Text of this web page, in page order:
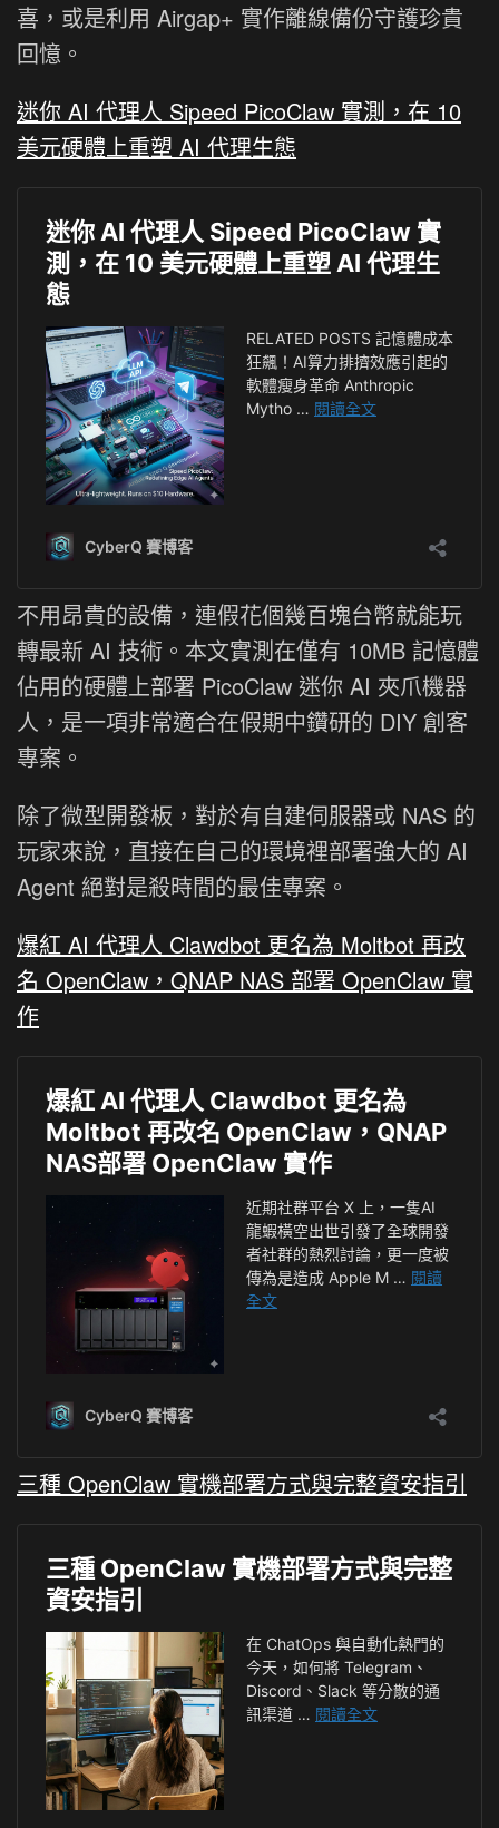
喜，或是利用 Airgap+ 實作離線備份守護珍貴
回憶。
迷你 AI 代理人 Sipeed PicoClaw 實測，在 10
美元硬體上重塑 AI 代理生態
不用昂貴的設備，連假花個幾百塊台幣就能玩
轉最新 AI 技術。本文實測在僅有 10MB 記憶體
佔用的硬體上部署 PicoClaw 迷你 AI 夾爪機器
人，是一項非常適合在假期中鑽研的 DIY 創客
專案。
除了微型開發板，對於有自建伺服器或 NAS 的
玩家來說，直接在自己的環境裡部署強大的 AI
Agent 絕對是殺時間的最佳專案。
爆紅 AI 代理人 Clawdbot 更名為 Moltbot 再改
名 OpenClaw，QNAP NAS 部署 OpenClaw 實
作
三種 OpenClaw 實機部署方式與完整資安指引